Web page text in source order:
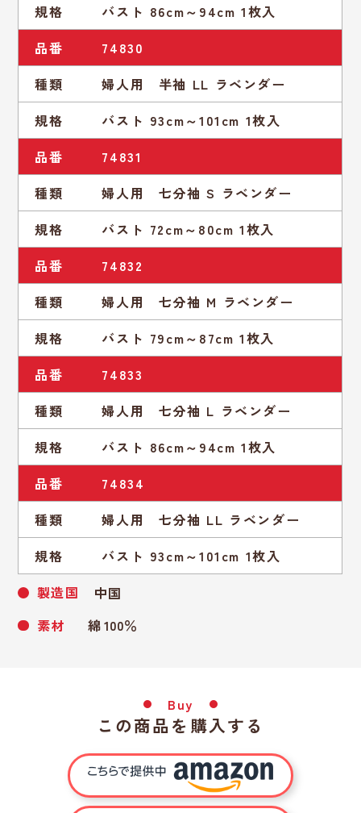
規格
バスト 86cm～94cm 1枚入
品番
74830
種類
婦人用 半袖 LL ラベンダー
規格
バスト 93cm～101cm 1枚入
品番
74831
種類
婦人用 七分袖 S ラベンダー
規格
バスト 72cm～80cm 1枚入
品番
74832
種類
婦人用 七分袖 M ラベンダー
規格
バスト 79cm～87cm 1枚入
品番
74833
種類
婦人用 七分袖 L ラベンダー
規格
バスト 86cm～94cm 1枚入
品番
74834
種類
婦人用 七分袖 LL ラベンダー
規格
バスト 93cm～101cm 1枚入
製造国
中国
素材
綿 100％
Buy
この商品を購入する